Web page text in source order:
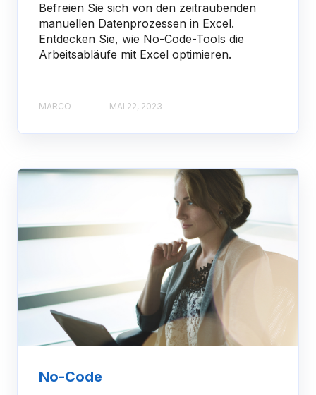
Befreien Sie sich von den zeitraubenden
manuellen Datenprozessen in Excel.
Entdecken Sie, wie No-Code-Tools die
Arbeitsabläufe mit Excel optimieren.
MARCO MAI 22, 2023
No-Code